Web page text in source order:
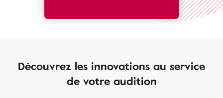
Découvrez les innovations au service
de votre audition